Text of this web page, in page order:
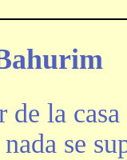
la
se